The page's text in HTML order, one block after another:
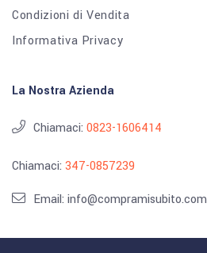
Condizioni di Vendita
Informativa Privacy
La Nostra Azienda
Chiamaci: 0823-1606414
Chiamaci: 347-0857239
Email: info@compramisubito.com